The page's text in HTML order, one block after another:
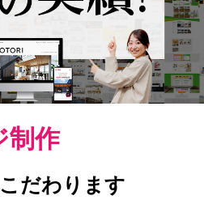
制作
だわります